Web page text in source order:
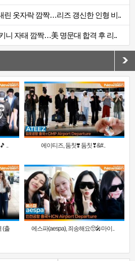
린 옷자락 깜짝…리즈 갱신한 인형 비..
니 자태 깜짝…美 명문대 합격 후 리..
.. 에이티즈, 둠칫❣️ 둠칫❣&#..
(출
에스파(aespa), 죄송해요🥺🎤마이..